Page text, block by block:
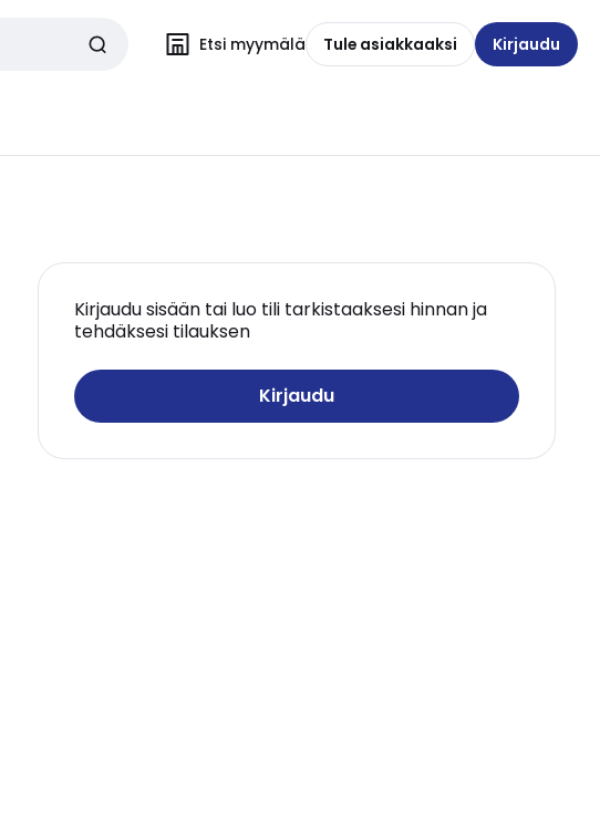
Etsi myymälä Tule asiakkaaksi Kirjaudu
Kirjaudu sisään tai luo tili tarkistaaksesi hinnan ja
tehdäksesi tilauksen
Kirjaudu